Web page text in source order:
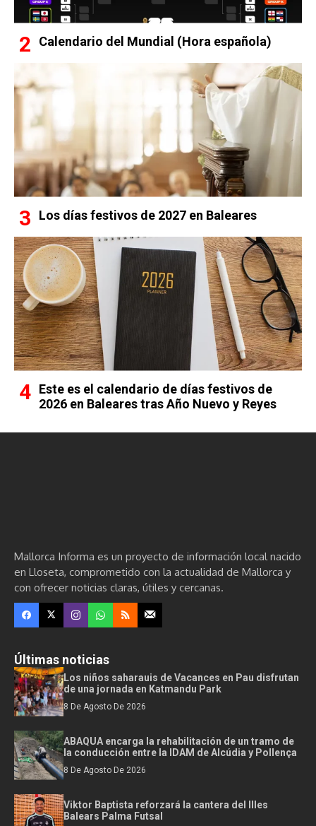
Calendario del Mundial (Hora española)
Los días festivos de 2027 en Baleares
Este es el calendario de días festivos de
2026 en Baleares tras Año Nuevo y Reyes
Mallorca Informa es un proyecto de información local nacido
en Lloseta, comprometido con la actualidad de Mallorca y
con ofrecer noticias claras, útiles y cercanas.
Últimas noticias
Los niños saharauis de Vacances en Pau disfrutan
de una jornada en Katmandu Park
8 De Agosto De 2026
ABAQUA encarga la rehabilitación de un tramo de
la conducción entre la IDAM de Alcúdia y Pollença
8 De Agosto De 2026
Viktor Baptista reforzará la cantera del Illes
Balears Palma Futsal